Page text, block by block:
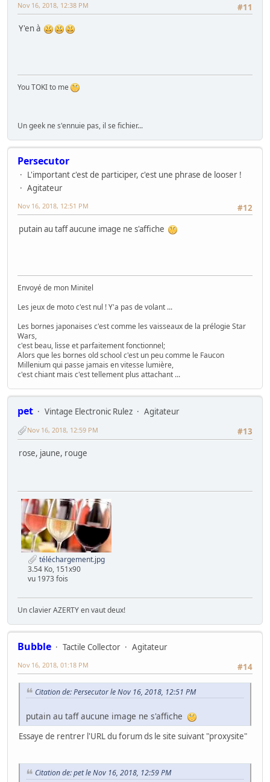
#11
Nov 16, 2018, 12:38 PM
Y'en à
You TOKI to me
Un geek ne s'ennuie pas, il se fichier...
Persecutor
L'important c'est de participer, c'est une phrase de looser !
Agitateur
#12
Nov 16, 2018, 12:51 PM
putain au taff aucune image ne s'affiche
Envoyé de mon Minitel
Les jeux de moto c'est nul ! Y'a pas de volant ...
Les bornes japonaises c'est comme les vaisseaux de la prélogie Star
Wars,
c'est beau, lisse et parfaitement fonctionnel;
Alors que les bornes old school c'est un peu comme le Faucon
Millenium qui passe jamais en vitesse lumière,
c'est chiant mais c'est tellement plus attachant ...
pet Vintage Electronic Rulez
Agitateur
#13
Nov 16, 2018, 12:59 PM
rose, jaune, rouge
téléchargement.jpg
3.54 Ko, 151x90
vu 1973 fois
Un clavier AZERTY en vaut deux!
Bubble Tactile Collector
Agitateur
#14
Nov 16, 2018, 01:18 PM
Citation de: Persecutor le Nov 16, 2018, 12:51 PM
putain au taff aucune image ne s'affiche
Essaye de rentrer l'URL du forum ds le site suivant "proxysite"
Citation de: pet le Nov 16, 2018, 12:59 PM